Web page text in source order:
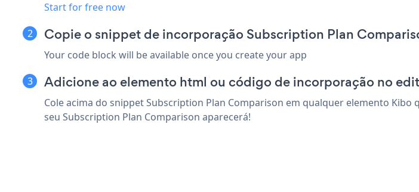
Start for free now
Copie o snippet de incorporação Subscription Plan
Your code block will be available once you create your app
Adicione ao elemento html ou código de incorporação no
Cole acima do snippet Subscription Plan Comparison em qualquer elemento
seu Subscription Plan Comparison aparecerá!